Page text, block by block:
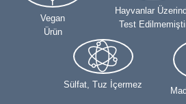
Vegan
Ürün
Hayvanlar
Test
Sülfat, Tuz İçermez